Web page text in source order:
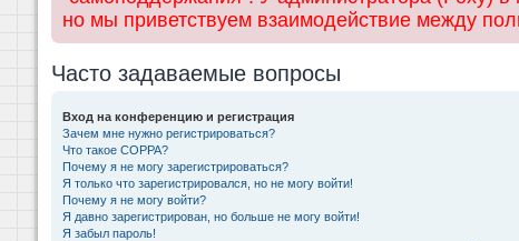
но мы приветствуем взаимодействие между
Часто задаваемые вопросы
Вход на конференцию и регистрация
Зачем мне нужно регистрироваться?
Что такое COPPA?
Почему я не могу зарегистрироваться?
Я только что зарегистрировался, но не могу войти!
Почему я не могу войти?
Я давно зарегистрирован, но больше не могу войти!
Я забыл пароль!